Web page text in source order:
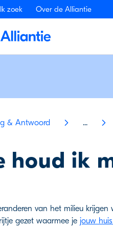
Ik zoek Over de Alliantie
& Antwoord ...
houd ik
van het milieu
gezet waarmee je jouw